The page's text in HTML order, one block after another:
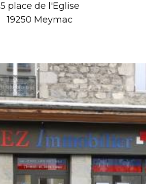
5 place de l'Eglise
19250 Meymac